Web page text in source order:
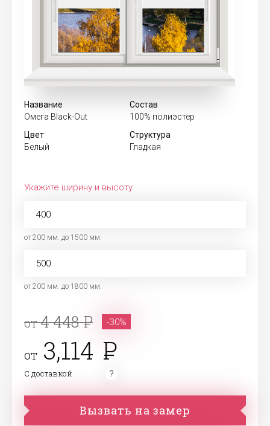
Название
Омега Black-Out
Состав
100% полиэстер
Цвет
Белый
Структура
Гладкая
Укажите ширину и высоту
от 200 мм. до 1500 мм.
от 200 мм. до 1800 мм.
от4 448 -30%
от 3,114
С доставкой
Вызвать на замер